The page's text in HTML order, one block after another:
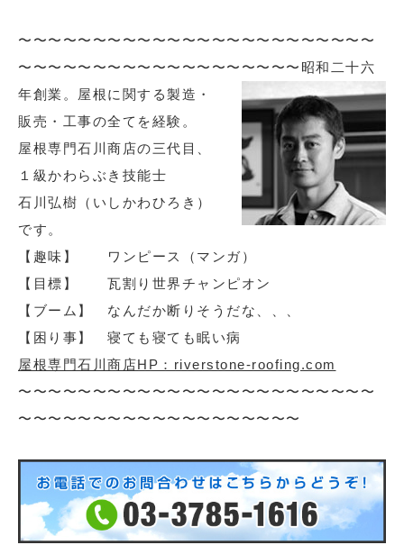
〜〜〜〜〜〜〜〜〜〜〜〜〜〜〜〜〜〜〜〜〜〜〜〜
〜〜〜〜〜〜〜〜〜〜〜〜〜〜〜〜〜〜〜 昭和二十六
年創業。屋根に関する製造・
販売・工事の全てを経験。
屋根専門石川商店の三代目、
１級かわらぶき技能士
石川弘樹（いしかわひろき）
です。
【趣味】 ワンピース（マンガ）
【目標】 瓦割り世界チャンピオン
【ブーム】 なんだか断りそうだな、、、
【困り事】 寝ても寝ても眠い病
屋根専門石川商店HP：riverstone-roofing.com
〜〜〜〜〜〜〜〜〜〜〜〜〜〜〜〜〜〜〜〜〜〜〜〜
〜〜〜〜〜〜〜〜〜〜〜〜〜〜〜〜〜〜〜